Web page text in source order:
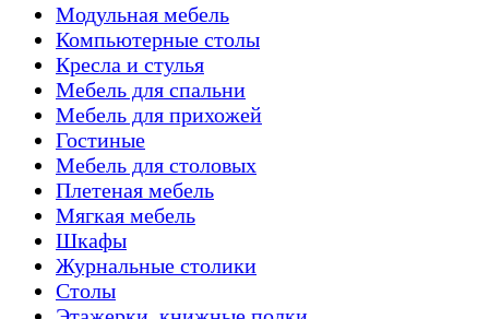
Модульная мебель
Компьютерные столы
Кресла и стулья
Мебель для спальни
Мебель для прихожей
Гостиные
Мебель для столовых
Плетеная мебель
Мягкая мебель
Шкафы
Журнальные столики
Столы